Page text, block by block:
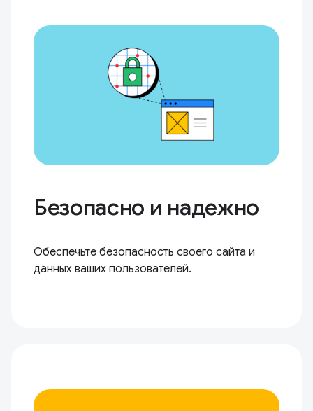
Безопасно и надежно
Обеспечьте безопасность своего сайта и
данных ваших пользователей.